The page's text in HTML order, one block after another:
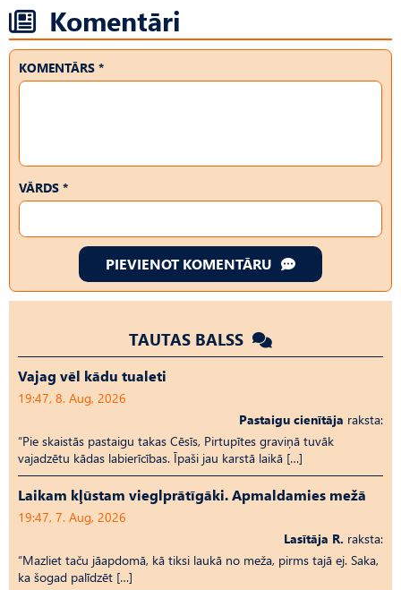
Komentāri
KOMENTĀRS *
VĀRDS *
PIEVIENOT KOMENTĀRU
TAUTAS BALSS
Vajag vēl kādu tualeti
19:47, 8. Aug, 2026
Pastaigu cienītāja raksta:
“Pie skaistās pastaigu takas Cēsīs, Pirtupītes graviņā tuvāk
vajadzētu kādas labierīcības. Īpaši jau karstā laikā […]
Laikam kļūstam vieglprātīgāki. Apmaldamies mežā
19:47, 7. Aug, 2026
Lasītāja R. raksta:
“Mazliet taču jāapdomā, kā tiksi laukā no meža, pirms tajā ej. Saka,
ka šogad palīdzēt […]